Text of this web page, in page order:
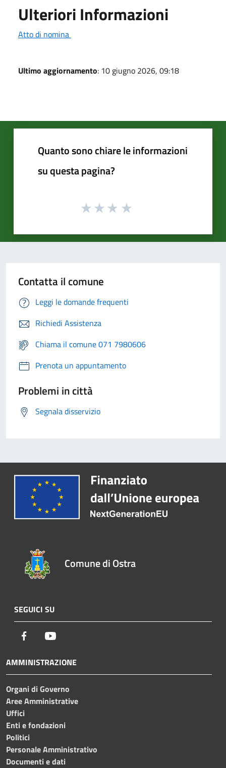
Ulteriori Informazioni
Atto di nomina
Ultimo aggiornamento: 10 giugno 2026, 09:18
Quanto sono chiare le informazioni
su questa pagina?
Contatta il comune
Leggi le domande frequenti
Richiedi Assistenza
Chiama il comune 071 7980606
Prenota un appuntamento
Problemi in città
Segnala disservizio
Comune di Ostra
SEGUICI SU
Facebook
AMMINISTRAZIONE
Organi di Governo
Aree Amministrative
Uffici
Enti e fondazioni
Politici
Personale Amministrativo
Documenti e dati